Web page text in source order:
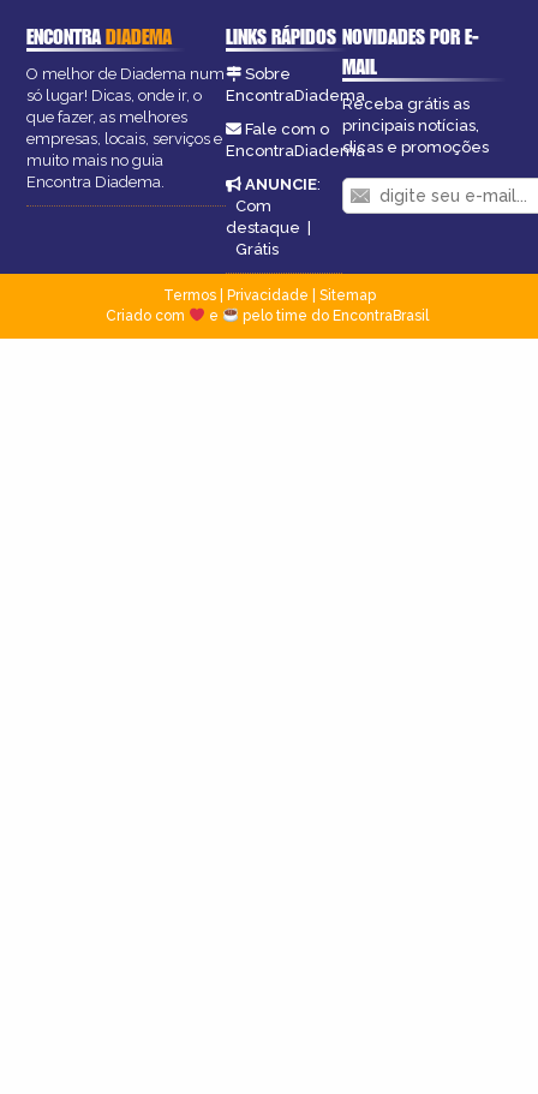
ENCONTRADIADEMA
O melhor de Diadema num
só lugar! Dicas, onde ir, o
que fazer, as melhores
empresas, locais, serviços e
muito mais no guia
Encontra Diadema.
LINKS RÁPIDOS
Sobre
EncontraDiadema
Fale com o
EncontraDiadema
ANUNCIE:
Com
destaque |
Grátis
NOVIDADES POR E-
MAIL
Receba grátis as
principais notícias,
dicas e promoções
Termos| Privacidade
Sitemap
Criado com
e pelo time do EncontraBrasil